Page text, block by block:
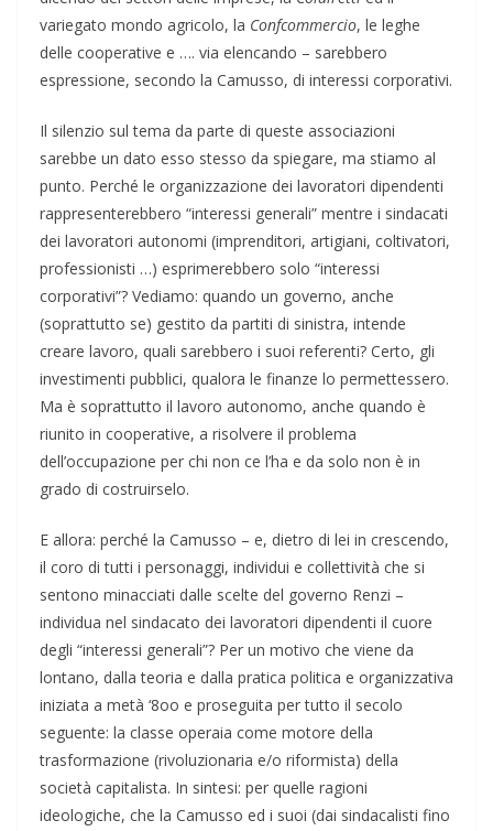
variegato mondo agricolo, la Confcommercio, le leghe
delle cooperative e …. via elencando – sarebbero
espressione, secondo la Camusso, di interessi corporativi.
Il silenzio sul tema da parte di queste associazioni
sarebbe un dato esso stesso da spiegare, ma stiamo al
punto. Perché le organizzazione dei lavoratori dipendenti
rappresenterebbero “interessi generali” mentre i sindacati
dei lavoratori autonomi (imprenditori, artigiani, coltivatori,
professionisti …) esprimerebbero solo “interessi
corporativi”? Vediamo: quando un governo, anche
(soprattutto se) gestito da partiti di sinistra, intende
creare lavoro, quali sarebbero i suoi referenti? Certo, gli
investimenti pubblici, qualora le finanze lo permettessero.
Ma è soprattutto il lavoro autonomo, anche quando è
riunito in cooperative, a risolvere il problema
dell’occupazione per chi non ce l’ha e da solo non è in
grado di costruirselo.
E allora: perché la Camusso – e, dietro di lei in crescendo,
il coro di tutti i personaggi, individui e collettività che si
sentono minacciati dalle scelte del governo Renzi –
individua nel sindacato dei lavoratori dipendenti il cuore
degli “interessi generali”? Per un motivo che viene da
lontano, dalla teoria e dalla pratica politica e organizzativa
iniziata a metà ‘8oo e proseguita per tutto il secolo
seguente: la classe operaia come motore della
trasformazione (rivoluzionaria e/o riformista) della
società capitalista. In sintesi: per quelle ragioni
ideologiche, che la Camusso ed i suoi (dai sindacalisti fino